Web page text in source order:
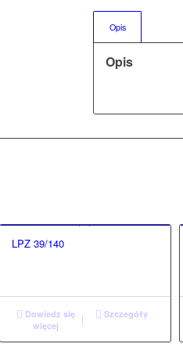
Opis
Opis
LPZ 39/140
Dowiedz się
więcej
Szczegóły